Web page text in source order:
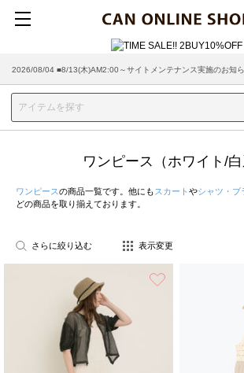
2026/07/29 ■【お知らせ】ヤマト運輸の配送遅延・停止について
ワンピース（ホワイト/白
ワンピースの商品一覧です。他にも スカート やシャツ・ブ
どの商品を取り揃えております。
さらに絞り込む 表示変更